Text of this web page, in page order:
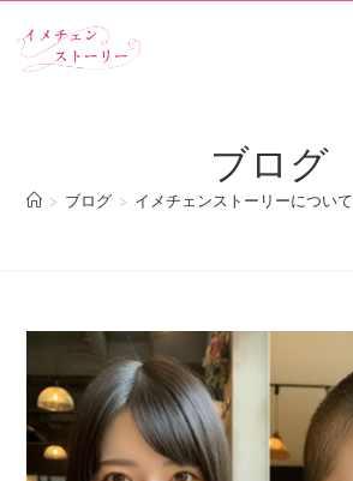
ブログ
> ブログ > イメチェンストーリーについて